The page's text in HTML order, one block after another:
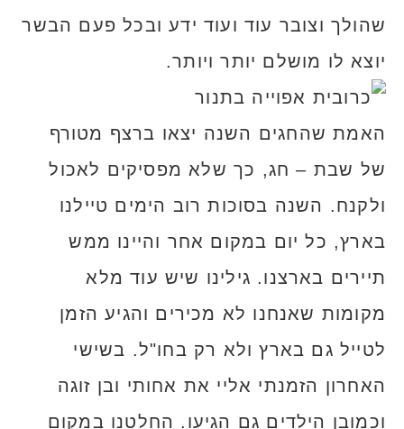
שהולך וצובר עוד ועוד ידע ובכל פעם הבשר
יוצא לו מושלם יותר ויותר.
האמת שהחגים השנה יצאו ברצף מטורף
של שבת – חג, כך שלא מפסיקים לאכול
ולקנח. השנה בסוכות רוב הימים טיילנו
בארץ, כל יום במקום אחר והיינו ממש
תיירים בארצנו. גילינו שיש עוד מלא
מקומות שאנחנו לא מכירים והגיע הזמן
לטייל גם בארץ ולא רק בחו"ל. בשישי
האחרון הזמנתי אליי את אחותי ובן זוגה
וכמובן הילדים גם הגיעו. החלטנו במקום